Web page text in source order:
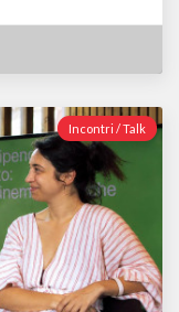
Incontri / Talk